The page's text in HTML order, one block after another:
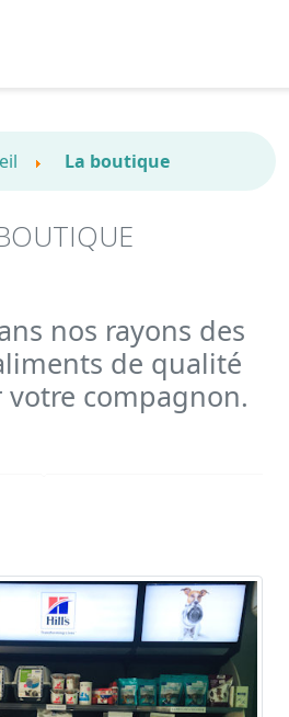
La boutique
nos rayons des
de qualité
compagnon.